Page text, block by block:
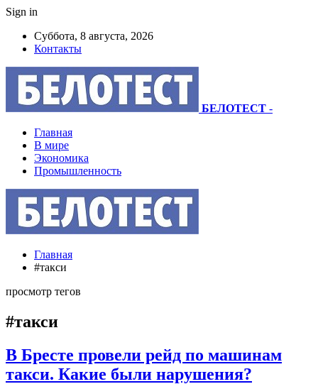
Sign in
Суббота, 8 августа, 2026
Контакты
БЕЛОТЕСТ -
Главная
В мире
Экономика
Промышленность
Главная
#такси
просмотр тегов
#такси
В Бресте провели рейд по машинам
такси. Какие были нарушения?